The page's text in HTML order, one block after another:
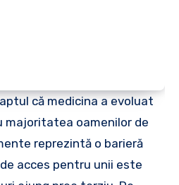
că medicina a evoluat
majoritatea oamenilor de
reprezintă o barieră
acces pentru unii este